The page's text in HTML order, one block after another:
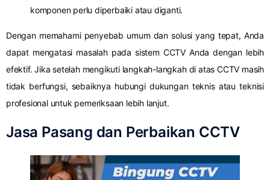
komponen perlu diperbaiki atau diganti.
Dengan memahami penyebab umum dan solusi yang tepat, Anda
dapat mengatasi masalah pada sistem CCTV Anda dengan lebih
efektif. Jika setelah mengikuti langkah-langkah di atas CCTV masih
tidak berfungsi, sebaiknya hubungi dukungan teknis atau teknisi
profesional untuk pemeriksaan lebih lanjut.
Jasa Pasang dan Perbaikan CCTV